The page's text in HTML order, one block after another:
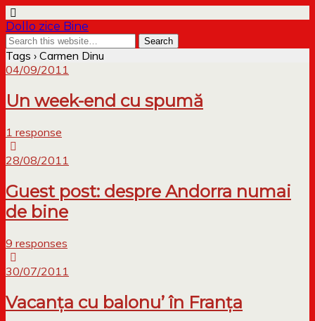
Dollo zice Bine
Tags › Carmen Dinu
04/09/2011
Un week-end cu spumă
1 response
28/08/2011
Guest post: despre Andorra numai
de bine
9 responses
30/07/2011
Vacanța cu balonu’ în Franța